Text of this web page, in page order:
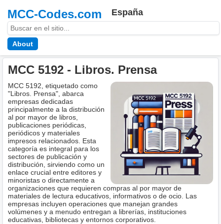
MCC-Codes.com España
About
MCC 5192 - Libros. Prensa
MCC 5192, etiquetado como
"Libros. Prensa", abarca
empresas dedicadas
principalmente a la distribución
al por mayor de libros,
publicaciones periódicas,
periódicos y materiales
impresos relacionados. Esta
categoría es integral para los
sectores de publicación y
distribución, sirviendo como un
enlace crucial entre editores y
minoristas o directamente a
organizaciones que requieren compras al por mayor de
materiales de lectura educativos, informativos o de ocio. Las
empresas incluyen operaciones que manejan grandes
volúmenes y a menudo entregan a librerías, instituciones
educativas, bibliotecas y entornos corporativos.